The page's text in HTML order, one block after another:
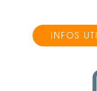
INFOS